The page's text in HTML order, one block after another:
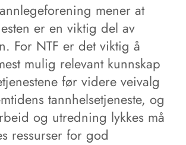
mener at
er en viktig del av
For NTF er det viktig å
mulig relevant kunnskap
før videre veivalg
tannhelsetjeneste, og
og utredning lykkes må
ressurser for god